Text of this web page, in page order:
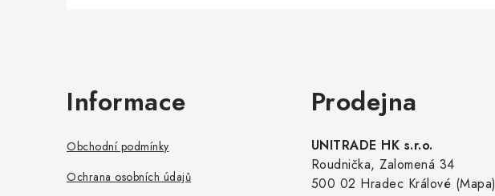
Informace
Obchodní podmínky
Ochrana osobních údajů
Prodejna
UNITRADE HK s.r.o.
Roudnička, Zalomená 34
500 02 Hradec Králové (Mapa)